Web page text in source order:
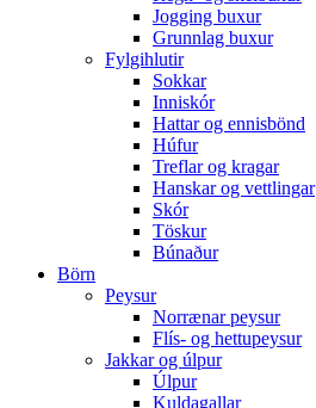
Jogging buxur
Grunnlag buxur
Fylgihlutir
Sokkar
Inniskór
Hattar og ennisbönd
Húfur
Treflar og kragar
Hanskar og vettlingar
Skór
Töskur
Búnaður
Börn
Peysur
Norrænar peysur
Flís- og hettupeysur
Jakkar og úlpur
Úlpur
Kuldagallar